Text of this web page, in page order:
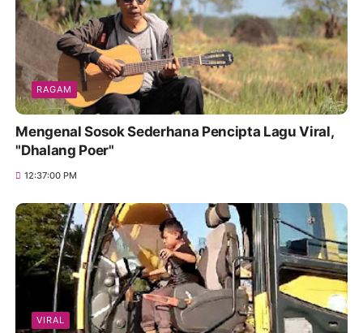
RAGAM
Mengenal Sosok Sederhana Pencipta Lagu Viral,
"Dhalang Poer"
12:37:00 PM
VIRAL